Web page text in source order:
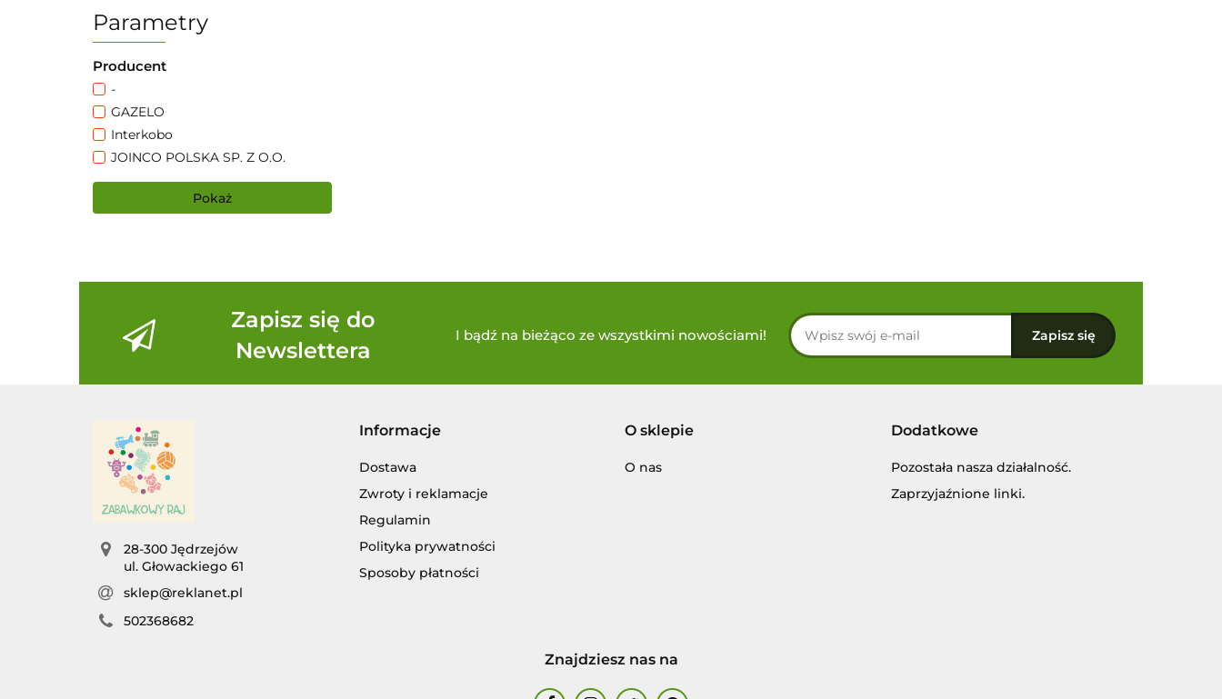
Parametry
Producent
-
GAZELO
Interkobo
JOINCO POLSKA SP. Z O.O.
Pokaż
Zapisz się do
Newslettera
I bądź na bieżąco ze wszystkimi nowościami!
28-300 Jędrzejów
ul. Głowackiego 61
sklep@reklanet.pl
502368682
Informacje
Dostawa
Zwroty i reklamacje
Regulamin
Polityka prywatności
Sposoby płatności
O sklepie
O nas
Dodatkowe
Pozostała nasza działalność.
Zaprzyjaźnione linki.
Znajdziesz nas na